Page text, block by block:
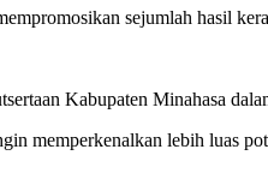
sejumlah hasil
Kabupaten Minahasa
memperkenalkan lebih luas